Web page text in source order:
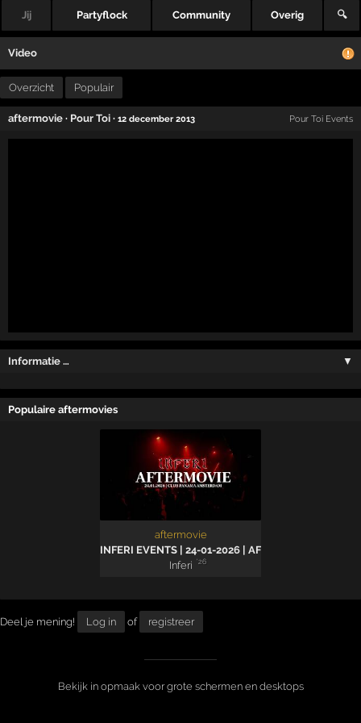
Jij Partyflock Community Overig 🔍
Video
Overzicht Populair
aftermovie · Pour Toi ·12 december 2013 Pour Toi Events
Informatie … ▼
Populaire aftermovies
aftermovie
INFERI EVENTS | 24-01-2026 | AFTERMOVIE
Inferi
'26
Deel je mening! Log in of registreer
Bekijk in opmaak voor grote schermen en desktops